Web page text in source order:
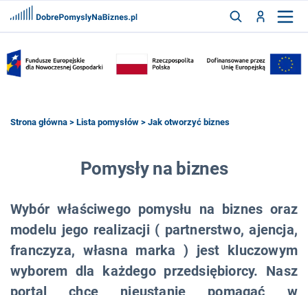
ZALOGUJ
ZAREJESTRUJ
FRANCZYZY
Strona główna > Lista pomysłów > Jak otworzyć biznes
Pomysły na biznes
Wybór właściwego pomysłu na biznes oraz
modelu jego realizacji ( partnerstwo, ajencja,
franczyza, własna marka ) jest kluczowym
wyborem dla każdego przedsiębiorcy. Nasz
portal chce nieustanie pomagać w